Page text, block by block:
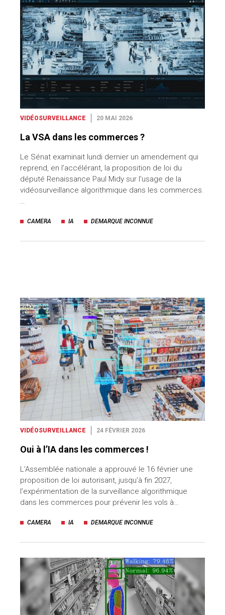
VIDÉOSURVEILLANCE 20 MAI 2026
La VSA dans les commerces ?
Le Sénat examinait lundi dernier un amendement qui
reprend, en l’accélérant, la proposition de loi du
député Renaissance Paul Midy sur l’usage de la
vidéosurveillance algorithmique dans les commerces.
…
CAMERA IA DEMARQUE INCONNUE
VIDÉOSURVEILLANCE 24 FÉVRIER 2026
Oui à l’IA dans les commerces !
L’Assemblée nationale a approuvé le 16 février une
proposition de loi autorisant, jusqu’à fin 2027,
l’expérimentation de la surveillance algorithmique
dans les commerces pour prévenir les vols à…
CAMERA IA DEMARQUE INCONNUE